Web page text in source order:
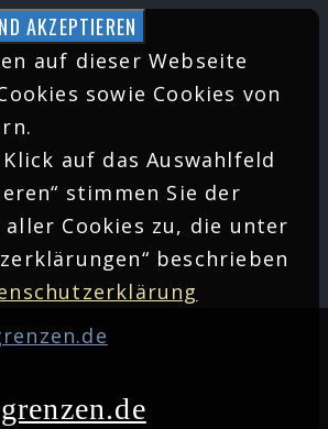
auf dieser Webseite
sowie Cookies von
auf das Auswahlfeld
stimmen Sie der
aller Cookies zu, die unter
beschrieben